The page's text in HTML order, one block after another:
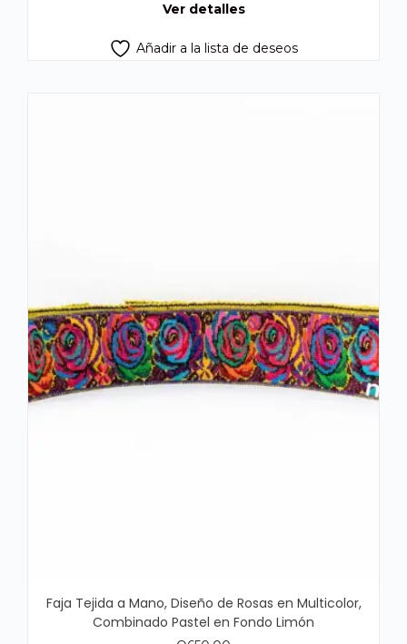
Ver detalles
Añadir a la lista de deseos
Faja Tejida a Mano, Diseño de Rosas en Multicolor,
Combinado Pastel en Fondo Limón